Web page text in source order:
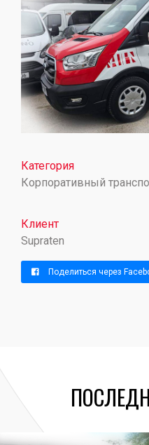
Категория
Корпоративный
Клиент
Supraten
Поделиться через